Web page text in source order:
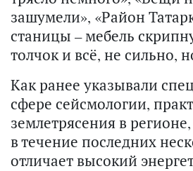
зашумели», «Район
станицы – мебель
толчок и всё, не сильно,
Как ранее указывали
сфере сейсмологии,
землетрясения в
в течение последних
отличает высокий